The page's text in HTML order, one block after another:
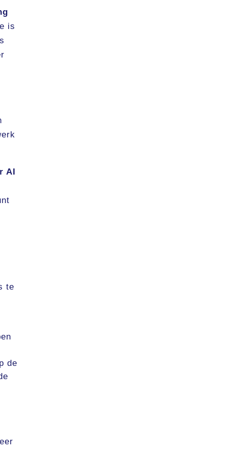
is
AI
te
de